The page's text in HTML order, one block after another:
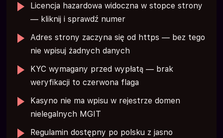
Licencja hazardowa widoczna w stopce strony
— kliknij i sprawdź numer
Adres strony zaczyna się od https — bez tego
nie wpisuj żadnych danych
KYC wymagany przed wypłatą — brak
weryfikacji to czerwona flaga
Kasyno nie ma wpisu w rejestrze domen
nielegalnych MGIT
Regulamin dostępny po polsku z jasno